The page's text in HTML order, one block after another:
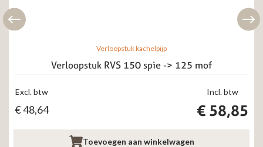
Verloopstuk kachelpijp
Verloopstuk RVS 150 spie -> 125 mof
Incl. btw
€ 58,85
Excl. btw
€48,64
Toevoegen aan winkelwagen